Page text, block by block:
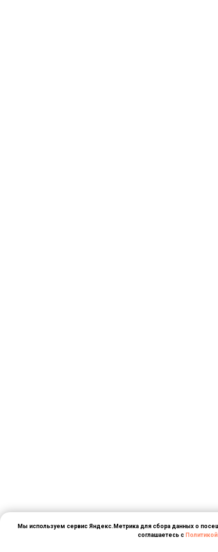
Мы используем сервис Яндекс.Метрика для сбора данных о
соглашаетесь с